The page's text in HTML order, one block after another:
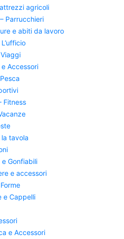
agricoli
Parrucchieri
e abiti da lavoro
Accessori
Fitness
tavola
e Gonfiabili
e accessori
e Cappelli
e Accessori